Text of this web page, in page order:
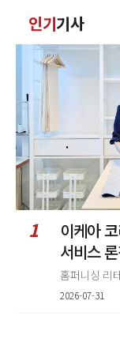
글
인기기사
1
이케아
서비스
2026-07-31